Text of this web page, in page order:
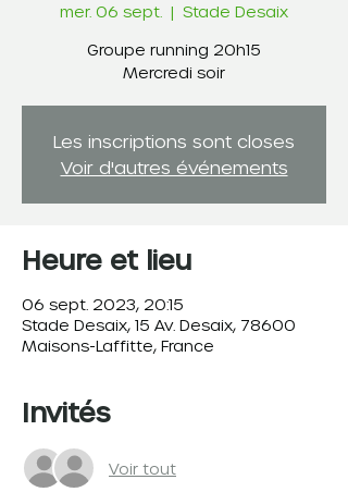
mer. 06 sept.
  |
Stade Desaix
Groupe running 20h15
Les inscriptions sont closes
Voir d'autres événements
Heure et lieu
06 sept. 2023, 20:15
Stade Desaix, 15 Av. Desaix, 78600
Maisons-Laffitte, France
Invités
Voir tout